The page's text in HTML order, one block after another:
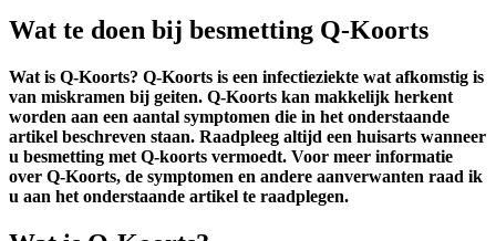
Wat te doen bij besmetting Q-Koorts
Wat is Q-Koorts? Q-Koorts is een infectieziekte wat afkomstig is
van miskramen bij geiten. Q-Koorts kan makkelijk herkent
worden aan een aantal symptomen die in het onderstaande
artikel beschreven staan. Raadpleeg altijd een huisarts wanneer
u besmetting met Q-koorts vermoedt. Voor meer informatie
over Q-Koorts, de symptomen en andere aanverwanten raad ik
u aan het onderstaande artikel te raadplegen.